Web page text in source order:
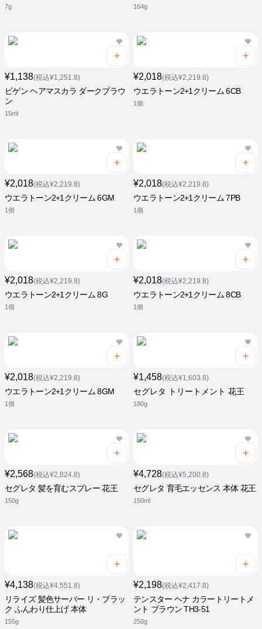
7g 164g
¥1,138(税込¥1,251.8)
ビゲン ヘアマスカラ ダークブラウ
ン
15ml
¥2,018(税込¥2,219.8)
ウエラトーン2+1クリーム 6CB
1個
¥2,018(税込¥2,219.8)
ウエラトーン2+1クリーム 6GM
1個
¥2,018(税込¥2,219.8)
ウエラトーン2+1クリーム 7PB
1個
¥2,018(税込¥2,219.8)
ウエラトーン2+1クリーム 8G
1個
¥2,018(税込¥2,219.8)
ウエラトーン2+1クリーム 8CB
1個
¥2,018(税込¥2,219.8)
ウエラトーン2+1クリーム 8GM
1個
¥1,458(税込¥1,603.8)
セグレタ トリートメント 花王
180g
¥2,568(税込¥2,824.8)
セグレタ 髪を育むスプレー 花王
150g
¥4,728(税込¥5,200.8)
セグレタ 育毛エッセンス 本体 花王
150ml
¥4,138(税込¥4,551.8)
リライズ 髪色サーバー リ・ブラッ
ク ふんわり仕上げ 本体
155g
¥2,198(税込¥2,417.8)
テンスター ヘナ カラートリートメ
ント ブラウン TH3-51
250g